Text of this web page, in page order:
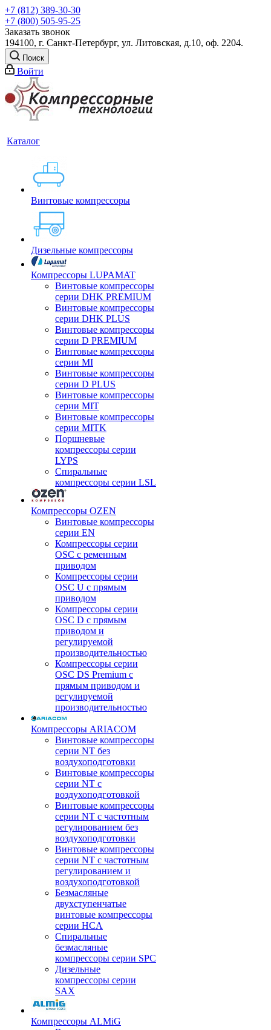
+7 (812) 389-30-30
+7 (800) 505-95-25
Заказать звонок
194100, г. Санкт-Петербург, ул. Литовская, д.10, оф. 2204.
Поиск
Войти
Каталог
Винтовые компрессоры
Дизельные компрессоры
Компрессоры LUPAMAT
Винтовые компрессоры
серии DHK PREMIUM
Винтовые компрессоры
серии DHK PLUS
Винтовые компрессоры
серии D PREMIUM
Винтовые компрессоры
серии MI
Винтовые компрессоры
серии D PLUS
Винтовые компрессоры
серии MIT
Винтовые компрессоры
серии MITK
Поршневые
компрессоры серии
LYPS
Спиральные
компрессоры серии LSL
Компрессоры OZEN
Винтовые компрессоры
серии EN
Компрессоры серии
OSC с ременным
приводом
Компрессоры серии
OSC U с прямым
приводом
Компрессоры серии
OSC D с прямым
приводом и
регулируемой
производительностью
Компрессоры серии
OSC DS Premium с
прямым приводом и
регулируемой
производительностью
Компрессоры ARIACOM
Винтовые компрессоры
серии NT без
воздухоподготовки
Винтовые компрессоры
серии NT c
воздухоподготовкой
Винтовые компрессоры
серии NT с частотным
регулированием без
воздухоподготовки
Винтовые компрессоры
серии NT с частотным
регулированием и
воздухоподготовкой
Безмасляные
двухступенчатые
винтовые компрессоры
серии HCA
Спиральные
безмасляные
компрессоры серии SPC
Дизельные
компрессоры серии
SAX
Компрессоры ALMiG